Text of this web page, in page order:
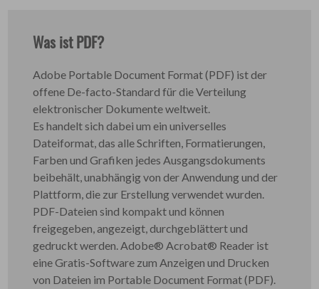
Was ist PDF?
Adobe Portable Document Format (PDF) ist der
offene De-facto-Standard für die Verteilung
elektronischer Dokumente weltweit.
Es handelt sich dabei um ein universelles
Dateiformat, das alle Schriften, Formatierungen,
Farben und Grafiken jedes Ausgangsdokuments
beibehält, unabhängig von der Anwendung und der
Plattform, die zur Erstellung verwendet wurden.
PDF-Dateien sind kompakt und können
freigegeben, angezeigt, durchgeblättert und
gedruckt werden. Adobe® Acrobat® Reader ist
eine Gratis-Software zum Anzeigen und Drucken
von Dateien im Portable Document Format (PDF).